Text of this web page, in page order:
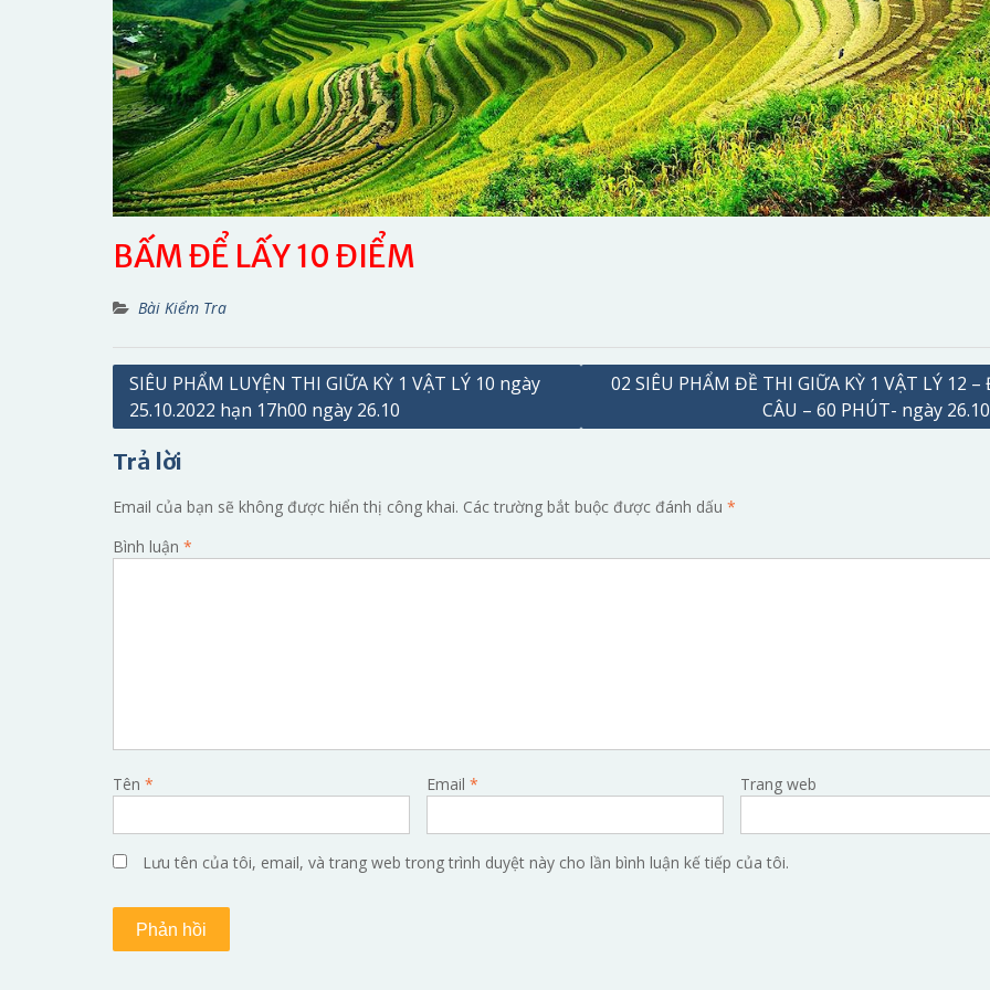
BẤM ĐỂ LẤY 10 ĐIỂM
Bài Kiểm Tra
Điều
hướng
bài
viết
SIÊU PHẨM LUYỆN THI GIỮA KỲ 1 VẬT LÝ 10 ngày
25.10.2022 hạn 17h00 ngày 26.10
02 SIÊU PHẨM ĐỀ THI GIỮA KỲ 1 VẬT LÝ 12 –
CÂU – 60 PHÚT- ngày
Trả lời
Email của bạn sẽ không được hiển thị công khai. Các trường bắt buộc được đánh dấu *
Bình luận *
Tên * Email * Trang web
Lưu tên của tôi, email, và trang web trong trình duyệt này cho lần bình luận kế tiếp của tôi.